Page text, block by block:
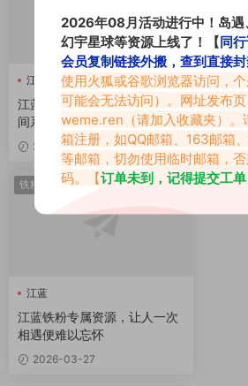
江蓝
江蓝「双面美学」回看铁粉空
间系列图片
2026-03-29
江蓝
江蓝
感交织
铁粉热点
江蓝
江蓝铁粉专属资源，让人一次
相遇便难以忘怀
2026-03-27
2026年08月活动进行中！岛遇
幻宇星球等资源上线了！【同
会员复制链接外搬，查到直接封
使用火狐或谷歌浏览器访问，
可能会无法访问）。网址发布页
weme.ren （请加入收藏夹）
箱注册，如QQ邮箱、163邮箱
等邮箱，切勿使用临时邮箱，
码。【订单未到，记得提交工单